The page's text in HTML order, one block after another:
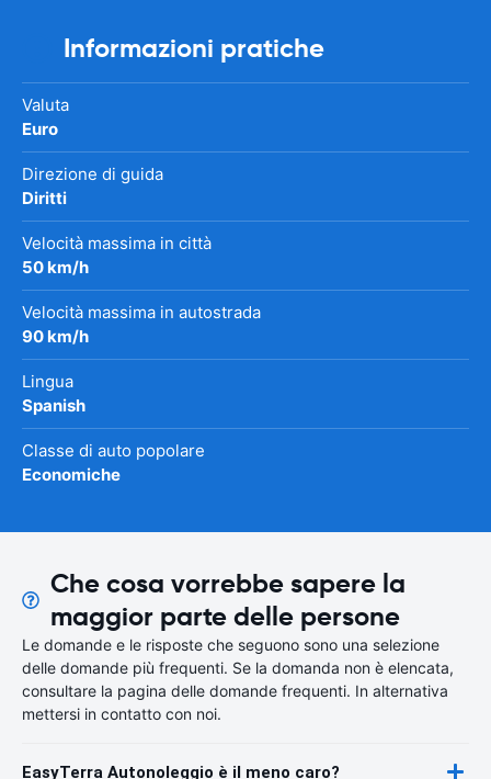
Informazioni pratiche
Valuta
Euro
Direzione di guida
Diritti
Velocità massima in città
50 km/h
Velocità massima in autostrada
90 km/h
Lingua
Spanish
Classe di auto popolare
Economiche
Che cosa vorrebbe sapere la
maggior parte delle persone
Le domande e le risposte che seguono sono una selezione
delle domande più frequenti. Se la domanda non è elencata,
consultare la pagina delle domande frequenti. In alternativa
mettersi in contatto con noi.
EasyTerra Autonoleggio è il meno caro?